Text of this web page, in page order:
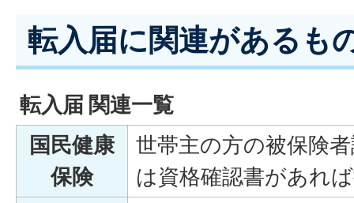
転入届に関連があるも
転入届 関連一覧
国民健康
保険
世帯主の方の被保険
は資格確認書があれ